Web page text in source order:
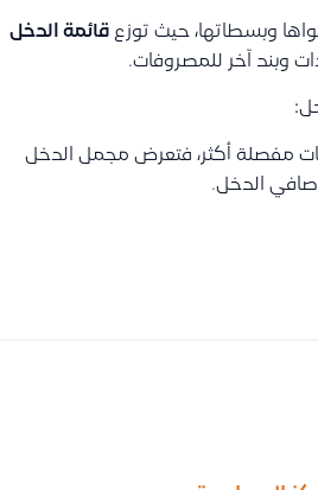
وبسطاتها، حيث توزع قائمة الدخل
وبند آخر للمصروفات.
مفصلة أكثر، فتعرض مجمل الدخل
الدخل.